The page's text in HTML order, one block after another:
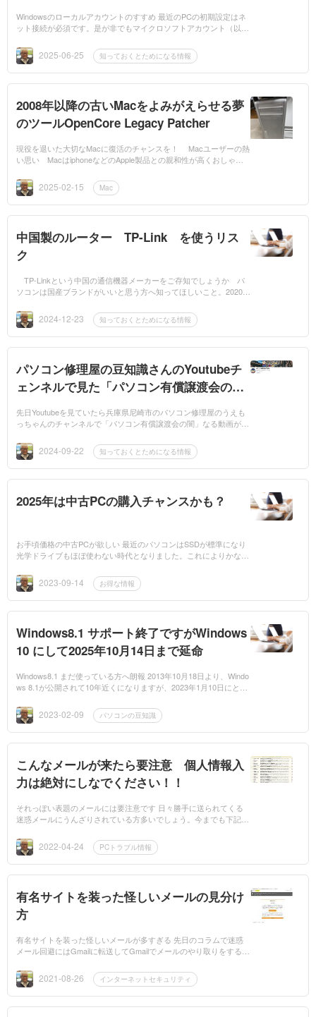
Windowsのローカルアカウントのすすめ 最近のPCの初期設定はネ
ット接続が必須です。是が非でもマイクロソフトアカウント（以下
になりました。MS...
2025-06-25 知っておくとためになる情報
2008年以降の古いMacをよみがえらせる夢
のツールOpenCore Legacy Patcher
現役を退いた大切なMacに復活のチャンスを！ Macユーザーの熱
い思い MacはiphoneなどのApple製品との親和性が高くおしゃれ
ザーの方も多いと...
2025-02-15 Mac
中国製のルーター TP-Link を使うリス
ク
TP-Linkという中国の通信機器メーカーをご存知でしょうか パ
ソコンは国産ブランドがいいと思う方へ知ってほしいこと。2020年
りますが、ここ...
2024-12-23 知っておくとためになる情報
パソコン修理屋の豆知識さんのYoutubeチ
ェンネルで見た「パソコン有償譲渡会の
先日Youtubeを見ていたら兵庫県尼崎市のパソコン修理屋のうえも
っちゃんのチャンネルで「パソコン有償譲渡会の闇」なる動画がオ
チラシを見たこと...
2024-09-22 知っておくとためになる情報
2025年は中古PCの購入チャンスかも？
お手頃価格の中古PCが欲しい 最近のパソコンはSSDが標準になり
光学ドライブもほぼ使わない時代となりました。これによりかなり
しているので、予...
2023-09-14 お得な情報
Windows8.1 サポート終了ですがWindows
10 にして2025年10月14日まで延命
Windows8.1 まだ使っている方へ朗報 2013年10月18日より、Windo
ws 8.1が公開されて10年近くになりますが、2023年1月10日にとう
えました。た...
2023-02-09 パソコンの豆知識
こんなメールが来たら要注意 個人情報入
力は絶対にしなでください！！
それっぽい表題のメールには要注意です 日々勝手に送られてくる
迷惑メールにうんざりされている方多いでしょう。今までも下記の
ますので是非...
2022-04-24 PCトラブル情報
有名サイトを装った怪しいメールの見分け
方
有名サイトを装った怪しいメールが多すぎる 先日のコラムで迷惑
メール回避にはGmailに転送してGmailでメールのやり取りをするの
利用しているサイ...
2021-08-26 インターネットセキュリティ